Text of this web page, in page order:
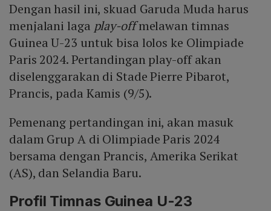
Dengan hasil ini, skuad Garuda Muda harus
menjalani laga play-offmelawan timnas
Guinea U-23 untuk bisa lolos ke Olimpiade
Paris 2024. Pertandingan play-off akan
diselenggarakan di Stade Pierre Pibarot,
Prancis, pada Kamis (9/5).
Pemenang pertandingan ini, akan masuk
dalam Grup A di Olimpiade Paris 2024
bersama dengan Prancis, Amerika Serikat
(AS), dan Selandia Baru.
Profil Timnas Guinea U-23